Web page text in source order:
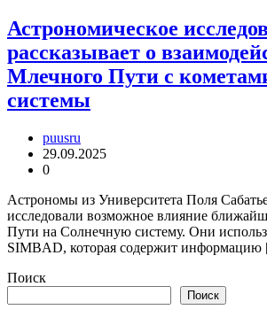
Астрономическое
рассказывает о
Млечного Пути с
системы
puusru
29.09.2025
0
Астрономы из Университета Поля
исследовали возможное влияние
Пути на Солнечную систему. Они
SIMBAD, которая содержит
Поиск
Поиск